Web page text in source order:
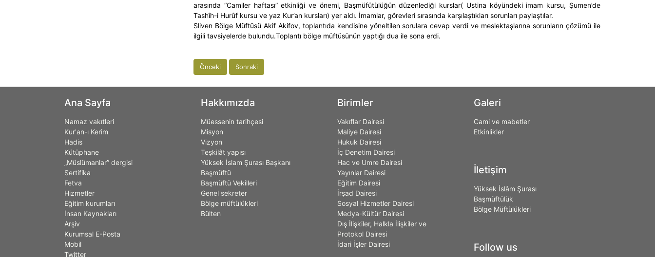
arasında “Camiler haftası” etkinliği ve önemi, Başmüfütülüğün düzenlediği kurslar( Ustina köyündeki imam kursu, Şumen’de
Tashîh-i Hurûf kursu ve yaz Kur’an kursları) yer aldı. İmamlar, görevleri sırasında karşılaştıkları sorunları paylaştılar.
Sliven Bölge Müftüsü Akif Akifov, toplantıda kendisine yöneltilen sorulara cevap verdi ve meslektaşlarına sorunların çözümü ile
ilgili tavsiyelerde bulundu.Toplantı bölge müftüsünün yaptığı dua ile sona erdi.
Önceki Sonraki
Ana Sayfa
Namaz vakıtleri
Kur'an-ı Kerim
Hadis
Kütüphane
„Müslümanlar” dergisi
Sertifika
Fetva
Hizmetler
Eğitim kurumları
İnsan Kaynakları
Arşiv
Kurumsal E-Posta
Mobil
Twitter
Hakkımızda
Müessenin tarihçesi
Misyon
Vizyon
Teşkilât yapısı
Yüksek İslam Şurası Başkanı
Başmüftü
Başmüftü Vekilleri
Genel sekreter
Bölge müftülükleri
Bülten
Birimler
Vakıflar Dairesi
Maliye Dairesi
Hukuk Dairesi
İç Denetim Dairesi
Hac ve Umre Dairesi
Yayınlar Dairesi
Eğitim Dairesi
İrşad Dairesi
Sosyal Hizmetler Dairesi
Medya-Kültür Dairesi
Dış İlişkiler, Halkla İlişkiler ve
Protokol Dairesi
İdari İşler Dairesi
Galeri
Cami ve mabetler
Etkinlikler
İletişim
Yüksek İslâm Şurası
Başmüftülük
Bölge Müftülükleri
Follow us